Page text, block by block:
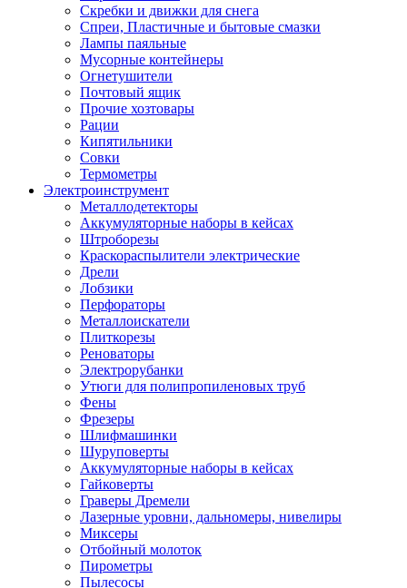
Скребки и движки для снега
Спреи, Пластичные и бытовые смазки
Лампы паяльные
Мусорные контейнеры
Огнетушители
Почтовый ящик
Прочие хозтовары
Рации
Кипятильники
Совки
Термометры
Электроинструмент
Металлодетекторы
Аккумуляторные наборы в кейсах
Штроборезы
Краскораспылители электрические
Дрели
Лобзики
Перфораторы
Металлоискатели
Плиткорезы
Реноваторы
Электрорубанки
Утюги для полипропиленовых труб
Фены
Фрезеры
Шлифмашинки
Шуруповерты
Аккумуляторные наборы в кейсах
Гайковерты
Граверы Дремели
Лазерные уровни, дальномеры, нивелиры
Миксеры
Отбойный молоток
Пирометры
Пылесосы